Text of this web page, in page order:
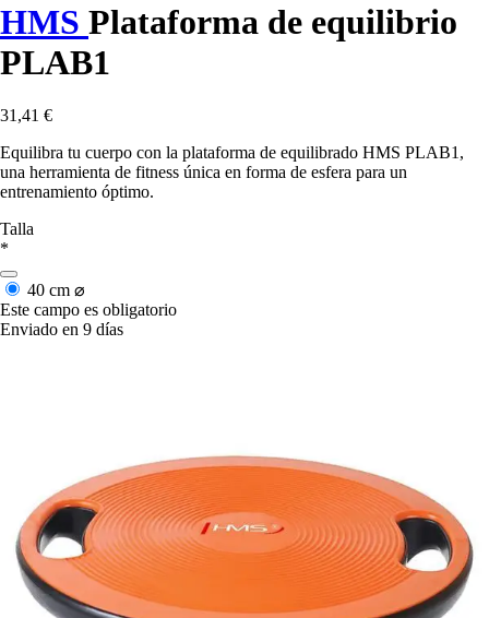
HMS Plataforma de equilibrio
PLAB1
31,41 €
Equilibra tu cuerpo con la plataforma de equilibrado HMS PLAB1,
una herramienta de fitness única en forma de esfera para un
entrenamiento óptimo.
Talla
*
40 cm ⌀
Este campo es obligatorio
Enviado en 9 días